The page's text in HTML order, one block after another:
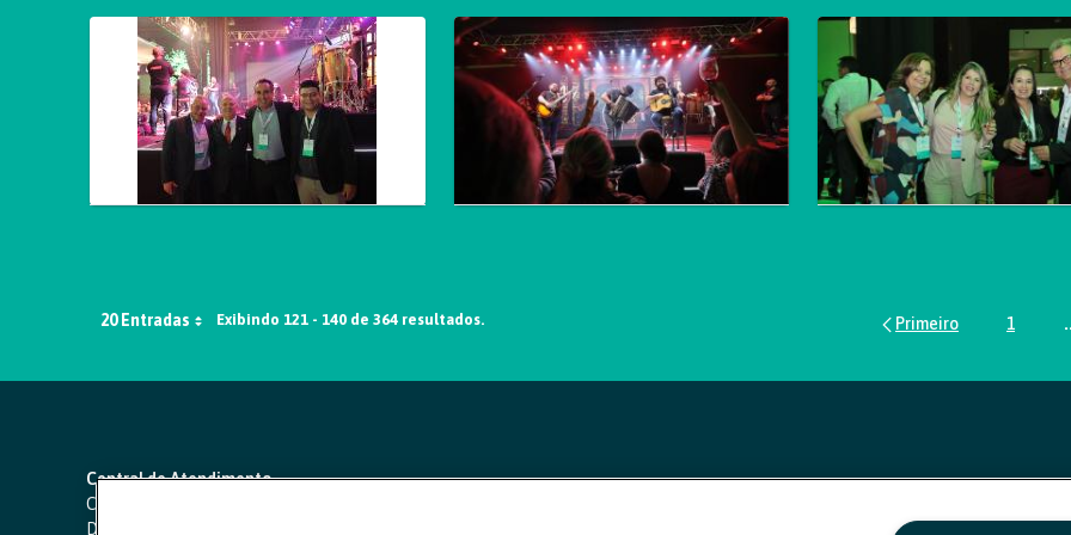
20 Entradas Exibindo 121 - 140 de 364 resultados.
Página
1
Central de Atendimento
Capitais e regiões metropolitanas:
Demais localidades: